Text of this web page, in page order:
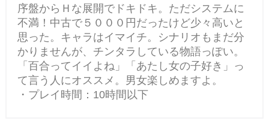
序盤からＨな展開でドキドキ。ただシステムに
不満！中古で５０００円だったけど少々高いと
思った。キャラはイマイチ。シナリオもまだ分
かりませんが、チンタラしている物語っぽい。
「百合ってイイよね」「あたし女の子好き」っ
て言う人にオススメ。男女楽しめますよ。
・プレイ時間：10時間以下